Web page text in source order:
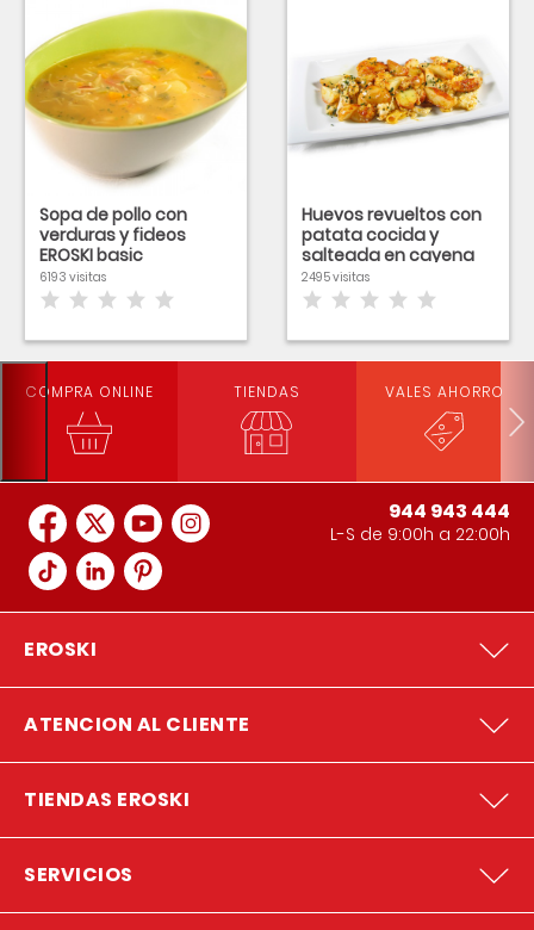
Sopa de pollo con
verduras y fideos
EROSKI basic
6193 visitas
Huevos revueltos con
patata cocida y
salteada en cayena
2495 visitas
COMPRA ONLINE TIENDAS VALES AHORRO
944 943 444
L-S de 9:00h a 22:00h
EROSKI
ATENCION AL CLIENTE
TIENDAS EROSKI
SERVICIOS